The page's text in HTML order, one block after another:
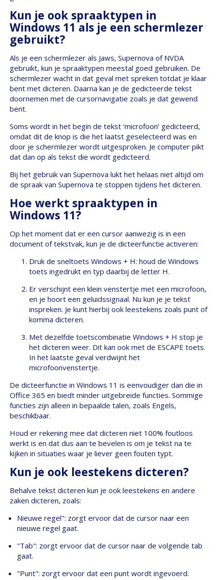
Kun je ook spraaktypen in
Windows 11 als je een schermlezer
gebruikt?
Als je een schermlezer als Jaws, Supernova of NVDA
gebruikt, kun je spraaktypen meestal goed gebruiken. De
schermlezer wacht in dat geval met spreken totdat je klaar
bent met dicteren. Daarna kan je de gedicteerde tekst
doornemen met de cursornavigatie zoals je dat gewend
bent.
Soms wordt in het begin de tekst ‘microfoon’ gedicteerd,
omdat dit de knop is die het laatst geselecteerd was en
door je schermlezer wordt uitgesproken. Je computer pikt
dat dan op als tekst die wordt gedicteerd.
Bij het gebruik van Supernova lukt het helaas niet altijd om
de spraak van Supernova te stoppen tijdens het dicteren.
Hoe werkt spraaktypen in
Windows 11?
Op het moment dat er een cursor aanwezig is in een
document of tekstvak, kun je de dicteerfunctie activeren:
Druk de sneltoets Windows + H: houd de Windows
toets ingedrukt en typ daarbij de letter H.
Er verschijnt een klein venstertje met een microfoon,
en je hoort een geluidssignaal. Nu kun je je tekst
inspreken. Je kunt hierbij ook leestekens zoals punt of
komma dicteren.
Met dezelfde toetscombinatie Windows + H stop je
het dicteren weer. Dit kan ook met de ESCAPE toets.
In het laatste geval verdwijnt het
microfoonvenstertje.
De dicteerfunctie in Windows 11 is eenvoudiger dan die in
Office 365 en biedt minder uitgebreide functies. Sommige
functies zijn alleen in bepaalde talen, zoals Engels,
beschikbaar.
Houd er rekening mee dat dicteren niet 100% foutloos
werkt is en dat dus aan te bevelen is om je tekst na te
kijken in situaties waar je liever geen fouten typt.
Kun je ook leestekens dicteren?
Behalve tekst dicteren kun je ook leestekens en andere
zaken dicteren, zoals:
Nieuwe regel": zorgt ervoor dat de cursor naar een
nieuwe regel gaat.
"Tab": zorgt ervoor dat de cursor naar de volgende tab
gaat.
"Punt": zorgt ervoor dat een punt wordt ingevoerd.